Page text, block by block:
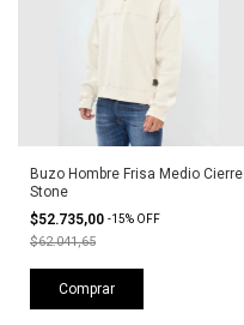
Buzo Hombre Frisa Medio Cierre
Stone
$52.735,00 -15% OFF
$62.041,65
Comprar